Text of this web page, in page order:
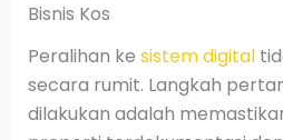
Bisnis Kos
Peralihan ke sistem digital
secara rumit. Langkah
dilakukan adalah